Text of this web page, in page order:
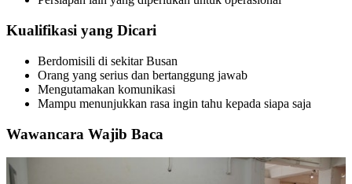
Kualifikasi yang Dicari
Berdomisili di sekitar Busan
Orang yang serius dan bertanggung jawab
Mengutamakan komunikasi
Mampu menunjukkan rasa ingin tahu kepada siapa saja
Wawancara Wajib Baca